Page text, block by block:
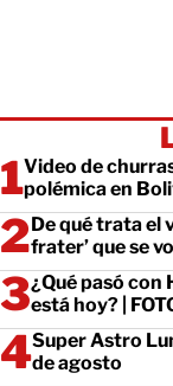
Video de
polémica en
De qué trata el
frater’ que se
¿Qué pasó con
está hoy? |
Super Astro
de agosto